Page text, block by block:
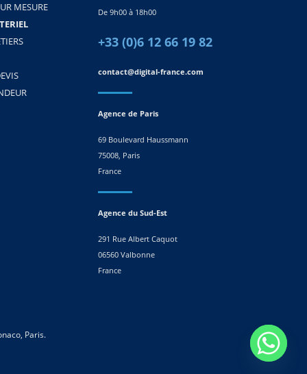
MESURE
De 9h00 à 18h00
+33 (0)6 12 66 19 82
contact@digital-france.com
Agence de Paris
69 Boulevard Haussmann
75008, Paris
France
Agence du Sud-Est
291 Rue Albert Caquot
06560 Valbonne
France
Paris.